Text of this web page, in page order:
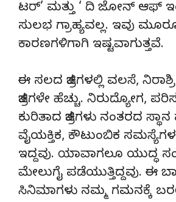
ಟರ್’ ಮತ್ತು ‘ ದಿ ಜೋನ್ ಆಫ್
ಸುಲಭ ಗ್ರಾಹ್ಯವಲ್ಲ. ಇವು
ಕಾರಣಗಳಿಗಾಗಿ ಇಷ್ಟವಾಗುತ್ತವೆ.
ಈ ಸಲದ ಚಿತ್ರಗಳಲ್ಲಿ‌ ವಲಸೆ,
ಚಿತ್ರಗಳೇ ಹೆಚ್ಚು. ನಿರುದ್ಯೋಗ,
ಕುರಿತಾದ ಚಿತ್ರಗಳು ನಂತರದ‌
ವೈಯಕ್ತಿಕ, ಕೌಟುಂಬಿಕ
ಇದ್ದವು. ಯಾವಾಗಲೂ ಯುದ್ಧ‌
ಮೇಲುಗೈ ಪಡೆಯುತ್ತಿದ್ದವು. ಈ
ಸಿನಿಮಾಗಳು ನಮ್ಮ‌ ಗಮನಕ್ಕೆ